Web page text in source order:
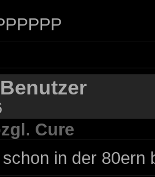
Cure
in der 80ern